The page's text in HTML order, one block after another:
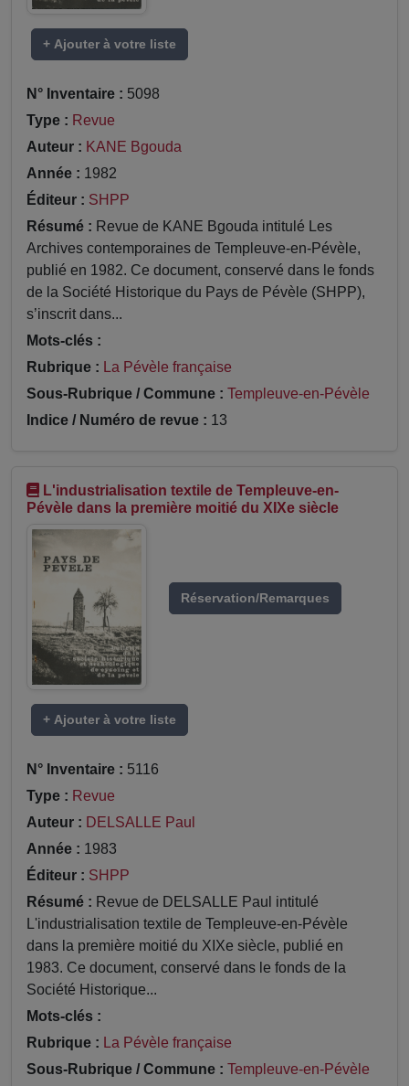
+ Ajouter à votre liste
N° Inventaire : 5098
Type : Revue
Auteur : KANE Bgouda
Année : 1982
Éditeur : SHPP
Résumé : Revue de KANE Bgouda intitulé Les
Archives contemporaines de Templeuve-en-Pévèle,
publié en 1982. Ce document, conservé dans le fonds
de la Société Historique du Pays de Pévèle (SHPP),
s’inscrit dans...
Mots-clés :
Rubrique : La Pévèle française
Sous-Rubrique / Commune : Templeuve-en-Pévèle
Indice / Numéro de revue : 13
L'industrialisation textile de Templeuve-en-
Pévèle dans la première moitié du XIXe siècle
Réservation/Remarques
+ Ajouter à votre liste
N° Inventaire : 5116
Type : Revue
Auteur : DELSALLE Paul
Année : 1983
Éditeur : SHPP
Résumé : Revue de DELSALLE Paul intitulé
L'industrialisation textile de Templeuve-en-Pévèle
dans la première moitié du XIXe siècle, publié en
1983. Ce document, conservé dans le fonds de la
Société Historique...
Mots-clés :
Rubrique : La Pévèle française
Sous-Rubrique / Commune : Templeuve-en-Pévèle